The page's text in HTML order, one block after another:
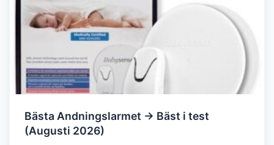
Bästa Andningslarmet → Bäst i test
(Augusti 2026)